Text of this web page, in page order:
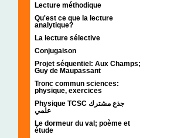
Lecture méthodique
Qu'est ce que la lecture
analytique?
La lecture sélective
Conjugaison
Projet séquentiel: Aux Champs;
Guy de Maupassant
Tronc commun sciences:
physique, exercices
Physique TCSC جذع مشترك
علمي
Le dormeur du val; poème et
étude